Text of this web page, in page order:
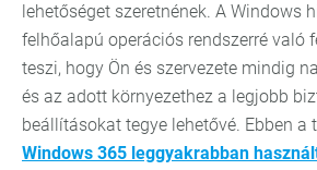
lehetőséget szeretnének. A Windows
felhőalapú operációs rendszerré való
teszi, hogy Ön és szervezete mindig
és az adott környezethez a legjobb
beállításokat tegye lehetővé. Ebben a
Windows 365 leggyakrabban